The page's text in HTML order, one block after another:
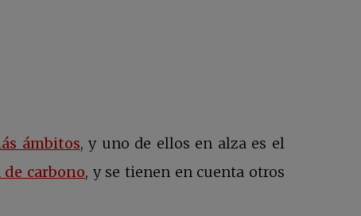
ámbitos se abre en una pestaña nueva
, y uno de ellos en alza es el
carbono se abre en una pestaña nueva
, y se tienen en cuenta otros